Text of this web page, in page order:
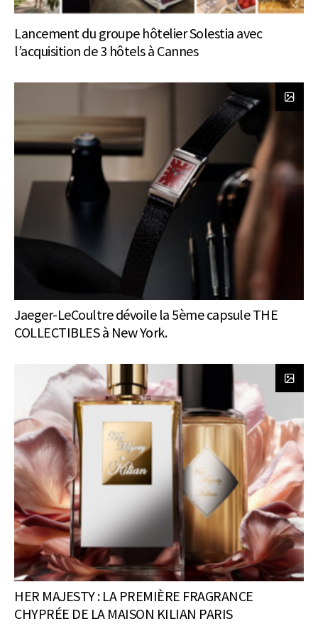
Lancement du groupe hôtelier Solestia avec
l’acquisition de 3 hôtels à Cannes
Jaeger-LeCoultre dévoile la 5ème capsule THE
COLLECTIBLES à New York.
HER MAJESTY : LA PREMIÈRE FRAGRANCE
CHYPRÉE DE LA MAISON KILIAN PARIS